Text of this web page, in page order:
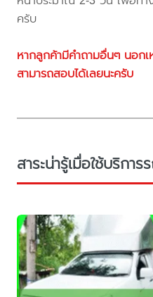
ครับ
หากลูกค้ามีคำถามอื่นๆ นอก
สามารถสอบได้เลยนะครับ
สาระน่ารู้เมื่อใช้บริกา